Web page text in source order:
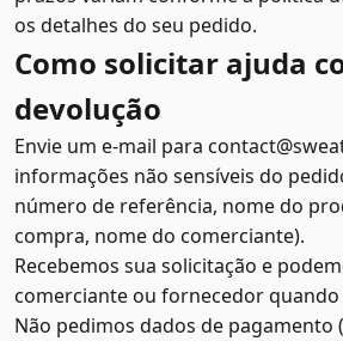
os detalhes do seu pedido.
Como solicitar ajuda
devolução
Envie um e-mail para
informações não sensíveis do
número de referência, nome do
compra, nome do comerciante).
Recebemos sua solicitação e
comerciante ou fornecedor quando
Não pedimos dados de pagamento